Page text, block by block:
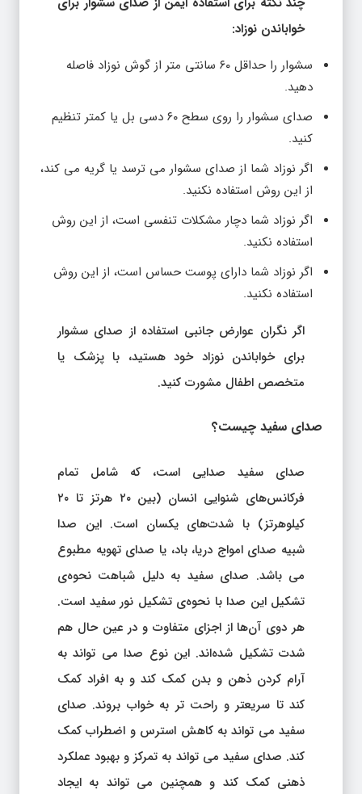
خواباندن نوزاد:
سشوار را حداقل ۶۰ سانتی متر از گوش نوزاد فاصله
دهید.
صدای سشوار را روی سطح ۶۰ دسی بل یا کمتر تنظیم
کنید.
اگر نوزاد شما از صدای سشوار می ترسد یا گریه می کند،
از این روش استفاده نکنید.
اگر نوزاد شما دچار مشکلات تنفسی است، از این روش
استفاده نکنید.
اگر نوزاد شما دارای پوست حساس است، از این روش
استفاده نکنید.
اگر نگران عوارض جانبی استفاده از صدای سشوار
برای خواباندن نوزاد خود هستید، با پزشک یا
متخصص اطفال مشورت کنید.
صدای سفید چیست؟
صدای سفید صدایی است، که شامل تمام
فرکانس‌های شنوایی انسان (بین ۲۰ هرتز تا ۲۰
کیلوهرتز) با شدت‌های یکسان است. این صدا
شبیه صدای امواج دریا، باد، یا صدای تهویه مطبوع
می باشد. صدای سفید به دلیل شباهت نحوه‌ی
تشکیل این صدا با نحوه‌ی تشکیل نور سفید است.
هر دوی آن‌ها از اجزای متفاوت و در عین حال هم
شدت تشکیل شده‌اند. این نوع صدا می تواند به
آرام کردن ذهن و بدن کمک کند و به افراد کمک
کند تا سریعتر و راحت تر به خواب بروند. صدای
سفید می تواند به کاهش استرس و اضطراب کمک
کند. صدای سفید می تواند به تمرکز و بهبود عملکرد
ذهنی کمک کند و همچنین می تواند به ایجاد